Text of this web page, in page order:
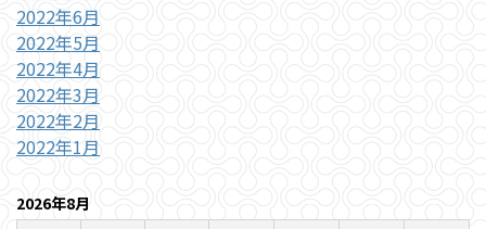
2022年6月
2022年5月
2022年4月
2022年3月
2022年2月
2022年1月
2026年8月